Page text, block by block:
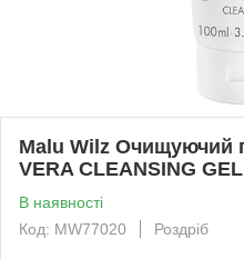
Malu Wilz Очищуючий
VERA CLEANSING
В наявності
Код: MW77020
Роздріб